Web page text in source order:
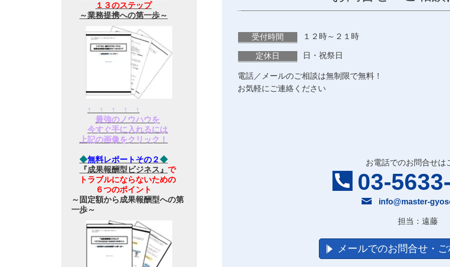
受付時間 １２時～２１時
定休日 日・祝祭日
電話／メールのご相談は無制限で無料！
お気軽にご連絡ください
お電話でのお問合せは
03-
info@master-
担当：遠藤
メールでのお問合せ・
１３のステップ
～業務提携への第一歩～
↑ ↑ ↑ ↑ ↑
最強のノウハウを
今すぐ手に入れるには
上記の画像をクリック！
◆無料レポートその２◆
『成果報酬型ビジネス』 で
トラブルにならないための
６つのポイント
～固定額から成果報酬型への第
一歩～